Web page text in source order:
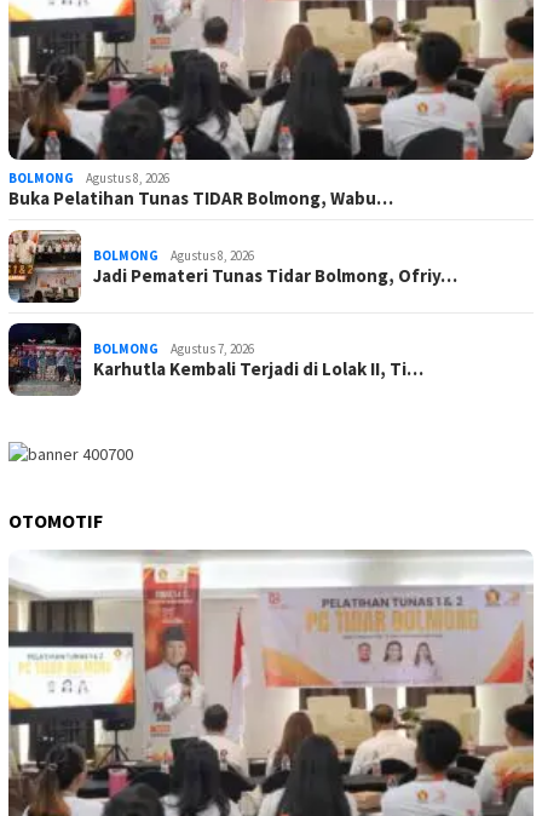
BOLMONG Agustus 8, 2026
Buka Pelatihan Tunas TIDAR Bolmong, Wabu…
BOLMONG Agustus 8, 2026
Jadi Pemateri Tunas Tidar Bolmong, Ofriy…
BOLMONG Agustus 7, 2026
Karhutla Kembali Terjadi di Lolak II, Ti…
OTOMOTIF